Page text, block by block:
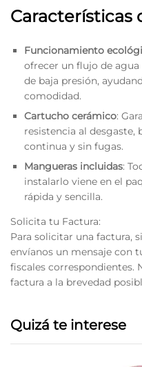
Características
Funcionamiento
ofrecer un flujo de
de baja presión,
comodidad.
Cartucho cerámico:
resistencia al desgaste,
continua y sin fugas.
Mangueras incluidas:
instalarlo viene en el
rápida y sencilla.
Solicita tu Factura:
Para solicitar una factura,
envíanos un mensaje con
fiscales correspondientes.
factura a la brevedad
Quizá te interese